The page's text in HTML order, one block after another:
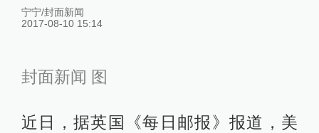
宁宁/封面新闻
2017-08-10 15:14
封面新闻 图
近日，据英国《每日邮报》报道，美